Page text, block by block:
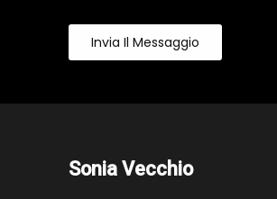
Invia Il Messaggio
Sonia Vecchio